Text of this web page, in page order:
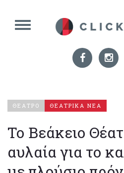
ΘΕΑΤΡΟ ΘΕΑΤΡΙΚΑ ΝΕΑ
Το Βεάκειο
αυλαία για το